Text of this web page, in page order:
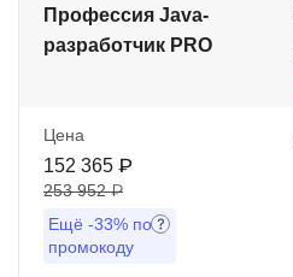
Профессия Java-
разработчик PRO
Цена
152 365 ₽
253 952 ₽
Ещё -33% по
промокоду